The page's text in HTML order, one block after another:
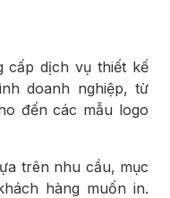
cấp dịch vụ thiết kế
doanh nghiệp, từ
đến các mẫu logo
trên nhu cầu, mục
hàng muốn in.